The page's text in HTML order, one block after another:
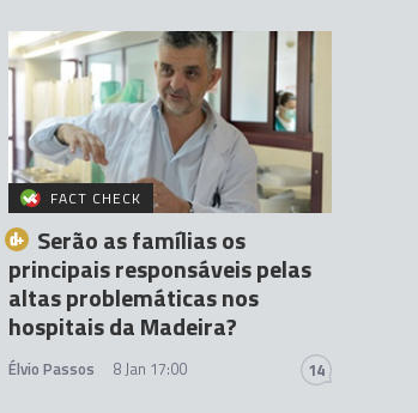
FACT CHECK
Serão as famílias os
principais responsáveis pelas
altas problemáticas nos
hospitais da Madeira?
Élvio Passos 8 Jan 17:00 14